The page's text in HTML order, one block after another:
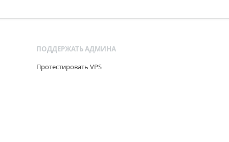
ПОДДЕРЖАТЬ АДМИНА
Протестировать VPS